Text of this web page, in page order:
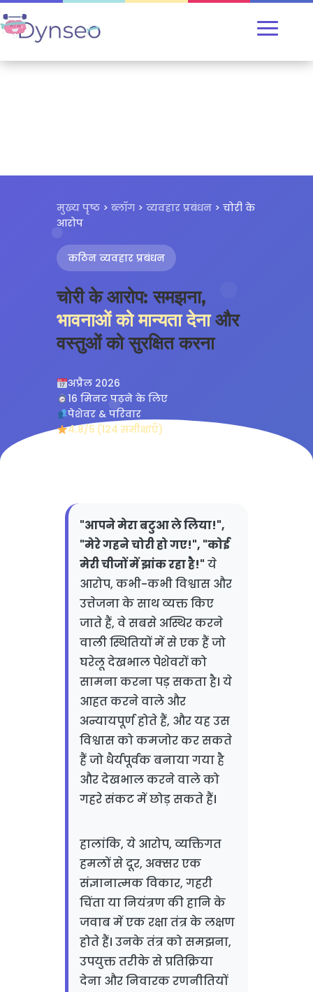
मुख्य पृष्ठ> ब्लॉग> व्यवहार प्रबंधन> चोरी के
आरोप
कठिन व्यवहार प्रबंधन
चोरी के आरोप: समझना,
भावनाओं को मान्यता देनाऔर
वस्तुओं को सुरक्षित करना
अप्रैल 2026
16 मिनट पढ़ने के लिए
पेशेवर & परिवार
4.8/5 (124 समीक्षाएँ)
"आपने मेरा बटुआ ले लिया!",
"मेरे गहने चोरी हो गए!", "कोई
मेरी चीजों में झांक रहा है!" ये
आरोप, कभी-कभी विश्वास और
उत्तेजना के साथ व्यक्त किए
जाते हैं, वे सबसे अस्थिर करने
वाली स्थितियों में से एक हैं जो
घरेलू देखभाल पेशेवरों को
सामना करना पड़ सकता है। ये
आहत करने वाले और
अन्यायपूर्ण होते हैं, और यह उस
विश्वास को कमजोर कर सकते
हैं जो धैर्यपूर्वक बनाया गया है
और देखभाल करने वाले को
गहरे संकट में छोड़ सकते हैं।
हालांकि, ये आरोप, व्यक्तिगत
हमलों से दूर, अक्सर एक
संज्ञानात्मक विकार, गहरी
चिंता या नियंत्रण की हानि के
जवाब में एक रक्षा तंत्र के लक्षण
होते हैं। उनके तंत्र को समझना,
उपयुक्त तरीके से प्रतिक्रिया
देना और निवारक रणनीतियों